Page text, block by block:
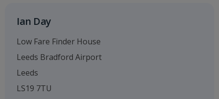
Ian Day
Low Fare Finder House
Leeds Bradford Airport
Leeds
LS19 7TU